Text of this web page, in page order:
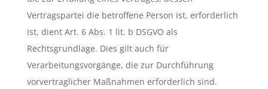
Vertragspartei die betroffene Person ist, erforderlich
ist, dient Art. 6 Abs. 1 lit. b DSGVO als
Rechtsgrundlage. Dies gilt auch für
Verarbeitungsvorgänge, die zur Durchführung
vorvertraglicher Maßnahmen erforderlich sind.